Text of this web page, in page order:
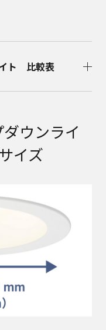
ト 比較表
ウンライ
イズ